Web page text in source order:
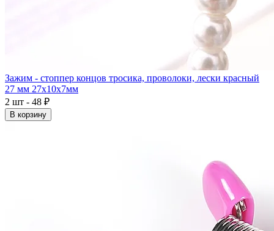
Зажим - стоппер концов тросика, проволоки, лески красный
27 мм 27x10x7мм
2 шт - 48 ₽
В корзину